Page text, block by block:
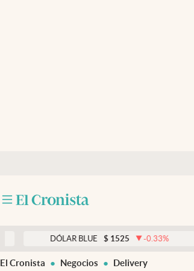
DÓLAR BLUE $ 1525 -0.33%
El Cronista Negocios Delivery